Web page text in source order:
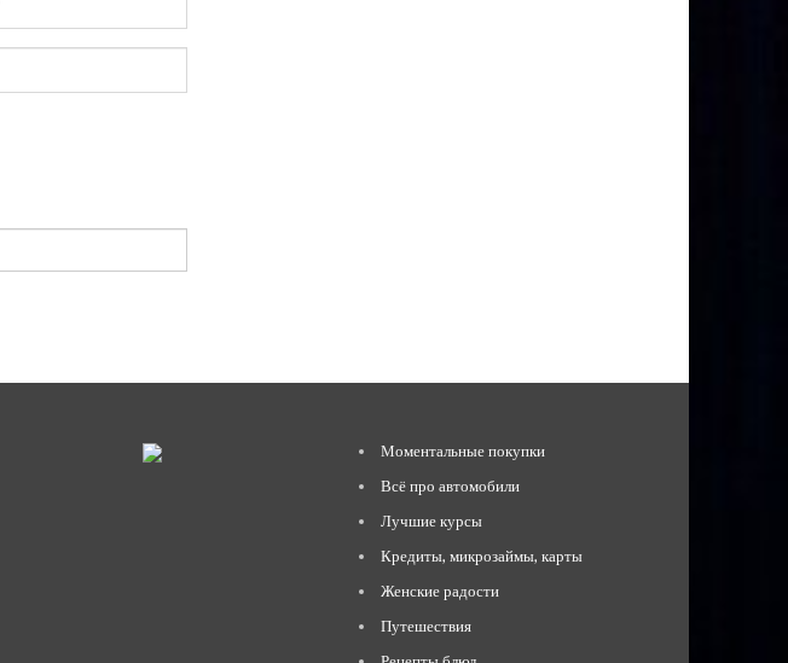
Моментальные покупки
Всё про автомобили
Лучшие курсы
Кредиты, микрозаймы, карты
Женские радости
Путешествия